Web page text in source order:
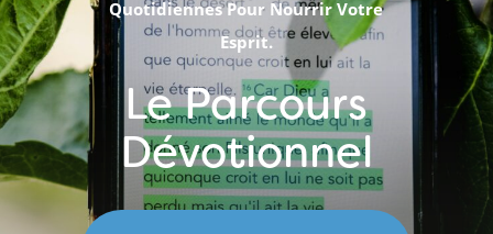
Quotidiennes Pour Nourrir Votre
Esprit.
Le Parcours
Dévotionnel